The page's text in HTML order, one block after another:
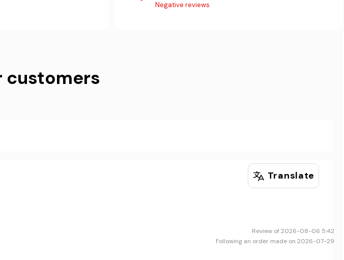
Negative reviews
customers
Translate
Review of 2026-08-06 5:42
Following an order made on 2026-07-29